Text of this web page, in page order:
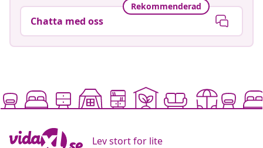
Rekommenderad
Chatta med oss
Lev stort for lite